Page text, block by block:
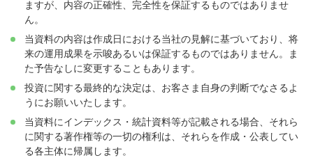
ますが、内容の正確性、完全性を保証するものではありませ
ん。
当資料の内容は作成日における当社の見解に基づいており、将
来の運用成果を示唆あるいは保証するものではありません。ま
た予告なしに変更することもあります。
投資に関する最終的な決定は、お客さま自身の判断でなさるよ
うにお願いいたします。
当資料にインデックス・統計資料等が記載される場合、それら
に関する著作権等の一切の権利は、それらを作成・公表してい
る各主体に帰属します。